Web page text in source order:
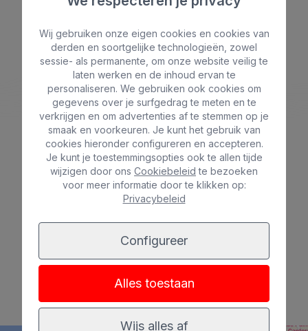
BULL REINA ISABEL & SPA
****
Strand Spa
Stad All-inclusive
Alleen
volwassenen
Gezinnen
Zie hotels
Wij gebruiken onze eigen cookies en cookies van
derden en soortgelijke technologieën, zowel
sessie- als permanente, om onze website veilig te
laten werken en de inhoud ervan te
personaliseren. We gebruiken ook cookies om
gegevens over je surfgedrag te meten en te
verkrijgen en om advertenties af te stemmen op je
smaak en voorkeuren. Je kunt het gebruik van
cookies hieronder configureren en accepteren.
Je kunt je toestemmingsopties ook te allen tijde
wijzigen door ons Cookiebeleid te bezoeken
voor meer informatie door te klikken op:
Privacybeleid
Configureer
Alles toestaan
Wijs alles af